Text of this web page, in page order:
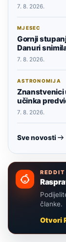
7. 8. 2026.
MJESEC
Gornji
Danuri
7. 8. 2026.
ASTRONOMIJA
Znanstvenici
učinka
7. 8. 2026.
Sve novosti
članke.
Otvori